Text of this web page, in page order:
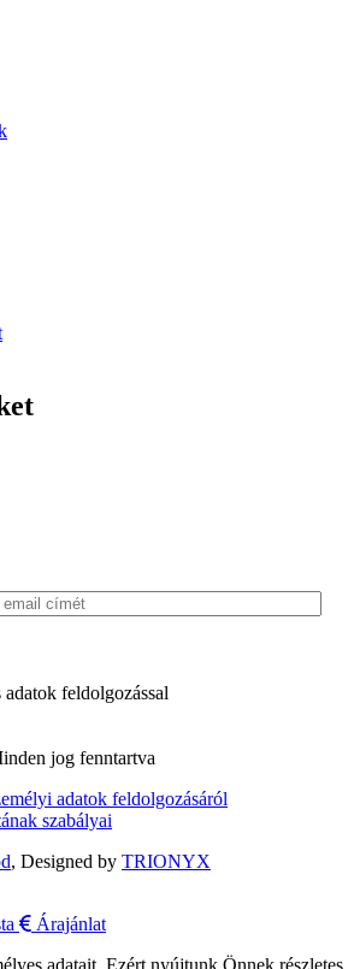
adatok feldolgozással
jog fenntartva
adatok feldolgozásáról
szabályai
, Designed by TRIONYX
Árajánlat